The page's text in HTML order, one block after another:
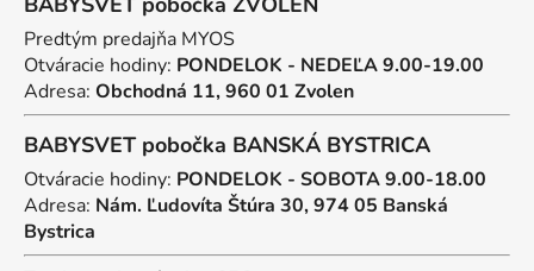
Predtým predajňa MYOS
Otváracie hodiny: PONDELOK - NEDEĽA 9.00-19.00
Adresa: Obchodná 11, 960 01 Zvolen
BABYSVET pobočka BANSKÁ BYSTRICA
Otváracie hodiny: PONDELOK - SOBOTA 9.00-18.00
Adresa: Nám. Ľudovíta Štúra 30, 974 05 Banská
Bystrica